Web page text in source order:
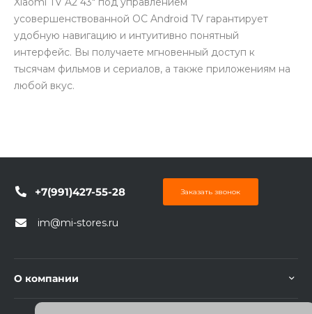
усовершенствованной ОС Android TV гарантирует
удобную навигацию и интуитивно понятный
интерфейс. Вы получаете мгновенный доступ к
тысячам фильмов и сериалов, а также приложениям на
любой вкус.
+7(991)427-55-28 Заказать звонок
im@mi-stores.ru
О компании